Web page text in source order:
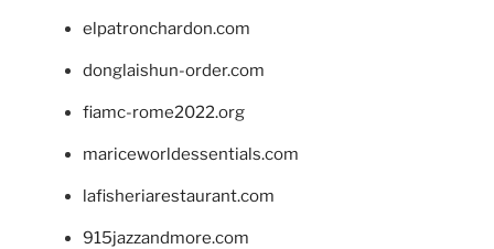
elpatronchardon.com
donglaishun-order.com
fiamc-rome2022.org
mariceworldessentials.com
lafisheriarestaurant.com
915jazzandmore.com